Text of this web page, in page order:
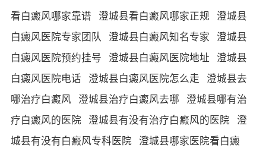
看白癜风哪家靠谱 澄城县看白癜风哪家正规 澄城县
白癜风医院专家团队
澄城县白癜风知名专家 澄城县
白癜风医院预约挂号 澄城县白癜风医院地址 澄城县
白癜风医院电话 澄城县白癜风医院怎么走 澄城县去
哪治疗白癜风 澄城县治疗白癜风去哪 澄城县哪有治
疗白癜风的医院 澄城县有没有治疗白癜风的医院 澄
城县有没有白癜风专科医院 澄城县哪家医院看白癜